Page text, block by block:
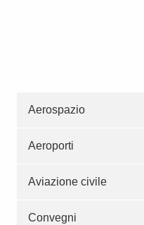
Aerospazio
Aeroporti
Aviazione civile
Convegni